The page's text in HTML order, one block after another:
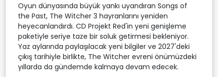
Oyun dünyasında büyük yankı uyandıran Songs of
the Past, The Witcher 3 hayranlarını yeniden
heyecanlandırdı. CD Projekt Red'in yeni genişleme
paketiyle seriye taze bir soluk getirmesi bekleniyor.
Yaz aylarında paylaşılacak yeni bilgiler ve 2027'deki
çıkış tarihiyle birlikte, The Witcher evreni önümüzdeki
yıllarda da gündemde kalmaya devam edecek.